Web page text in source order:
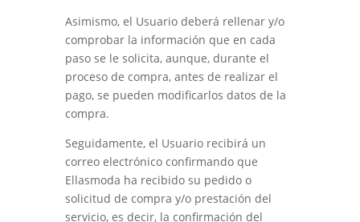
Asimismo, el Usuario deberá rellenar y/o
comprobar la información que en cada
paso se le solicita, aunque, durante el
proceso de compra, antes de realizar el
pago, se pueden modificarlos datos de la
compra.
Seguidamente, el Usuario recibirá un
correo electrónico confirmando que
Ellasmoda ha recibido su pedido o
solicitud de compra y/o prestación del
servicio, es decir, la confirmación del